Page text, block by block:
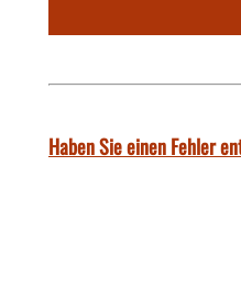
Haben Sie einen Fehler